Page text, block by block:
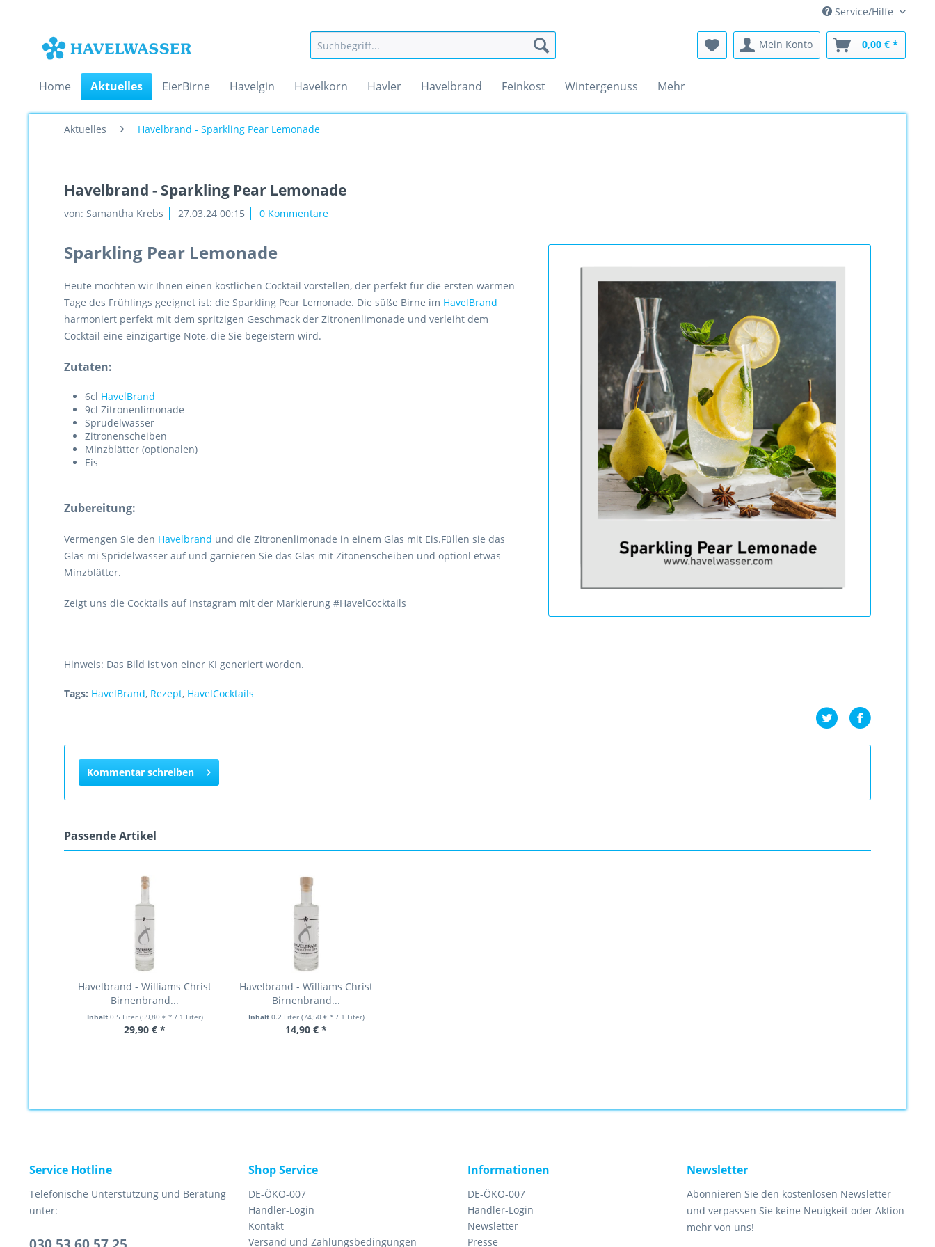
Service/Hilfe
Mein Konto 0,00 € *
Home Aktuelles EierBirne Havelgin Havelkorn Havler Havelbrand Feinkost Wintergenuss Mehr
Aktuelles Havelbrand - Sparkling Pear Lemonade
Havelbrand - Sparkling Pear Lemonade
von: Samantha Krebs 27.03.24 00:15 0 Kommentare
Sparkling Pear Lemonade
Heute möchten wir Ihnen einen köstlichen Cocktail vorstellen, der perfekt für die ersten warmen
Tage des Frühlings geeignet ist: die Sparkling Pear Lemonade. Die süße Birne im HavelBrand
harmoniert perfekt mit dem spritzigen Geschmack der Zitronenlimonade und verleiht dem
Cocktail eine einzigartige Note, die Sie begeistern wird.
Zutaten:
6cl HavelBrand
9cl Zitronenlimonade
Sprudelwasser
Zitronenscheiben
Minzblätter (optionalen)
Eis
Zubereitung:
Vermengen Sie den Havelbrand und die Zitronenlimonade in einem Glas mit Eis.Füllen sie das
Glas mi Spridelwasser auf und garnieren Sie das Glas mit Zitonenscheiben und optionl etwas
Minzblätter.
Zeigt uns die Cocktails auf Instagram mit der Markierung #HavelCocktails
Hinweis: Das Bild ist von einer KI generiert worden.
Tags: HavelBrand, Rezept, HavelCocktails
Kommentar schreiben
Passende Artikel
Havelbrand - Williams Christ
Birnenbrand...
Inhalt 0.5 Liter (59,80 € * / 1 Liter)
29,90 € *
Havelbrand - Williams Christ
Birnenbrand...
Inhalt 0.2 Liter (74,50 € * / 1 Liter)
14,90 € *
Service Hotline
Telefonische Unterstützung und Beratung
unter:
Shop Service
DE-ÖKO-007
Händler-Login
Kontakt
Versand und Zahlungsbedingungen
Informationen
DE-ÖKO-007
Händler-Login
Newsletter
Presse
Newsletter
Abonnieren Sie den kostenlosen Newsletter
und verpassen Sie keine Neuigkeit oder Aktion
mehr von uns!